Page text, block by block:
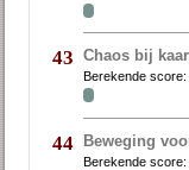
43 Chaos bij
Berekende
44 Beweging
Berekende